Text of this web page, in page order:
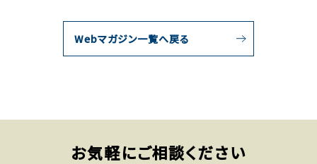
Webマガジン一覧へ戻る
お気軽にご相談ください